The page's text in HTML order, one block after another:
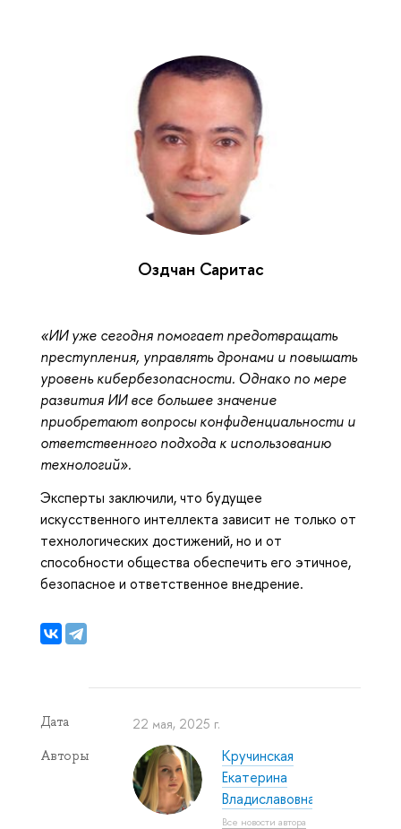
Оздчан Саритас
«ИИ уже сегодня помогает предотвращать
преступления, управлять дронами и повышать
уровень кибербезопасности. Однако по мере
развития ИИ все большее значение
приобретают вопросы конфиденциальности и
ответственного подхода к использованию
технологий».
Эксперты заключили, что будущее
искусственного интеллекта зависит не только от
технологических достижений, но и от
способности общества обеспечить его этичное,
безопасное и ответственное внедрение.
Дата 22 мая, 2025 г.
Авторы
Кручинская
Екатерина
Владиславовна
Все новости автора